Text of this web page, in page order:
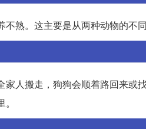
熟。这主要是从两种动物的不
人搬走，狗狗会顺着路回来或